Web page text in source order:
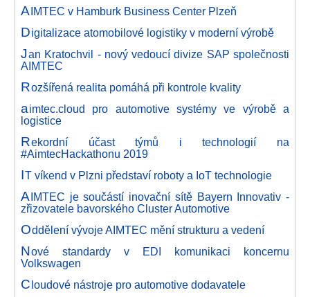
AIMTEC v Hamburk Business Center Plzeň
Digitalizace atomobilové logistiky v moderní výrobě
Jan Kratochvil - nový vedoucí divize SAP společnosti
AIMTEC
Rozšířená realita pomáhá při kontrole kvality
aimtec.cloud pro automotive systémy ve výrobě a
logistice
Rekordní účast týmů i technologií na
#AimtecHackathonu 2019
IT víkend v Plzni představí roboty a IoT technologie
AIMTEC je součástí inovační sítě Bayern Innovativ -
zřizovatele bavorského Cluster Automotive
Oddělení vývoje AIMTEC mění strukturu a vedení
Nové standardy v EDI komunikaci koncernu
Volkswagen
Cloudové nástroje pro automotive dodavatele